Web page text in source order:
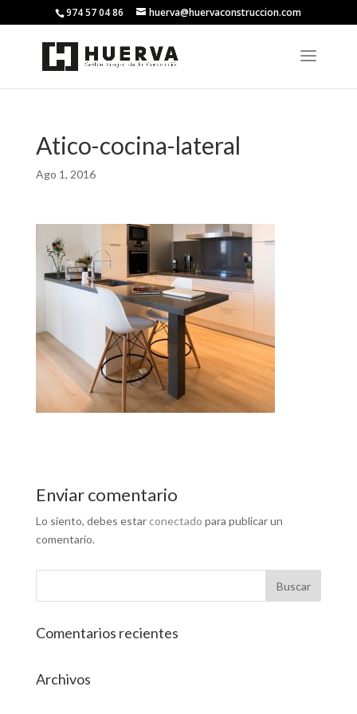
974 57 04 86 huerva@huervaconstruccion.com
Atico-cocina-lateral
Ago 1, 2016
Enviar comentario
Lo siento, debes estarconectado para publicar un
comentario.
Comentarios recientes
Archivos